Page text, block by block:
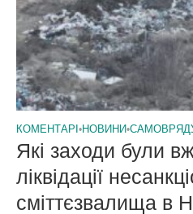
КОМЕНТАРІ •НОВИНИ•
Які заходи були
ліквідації
сміттєзвалища в